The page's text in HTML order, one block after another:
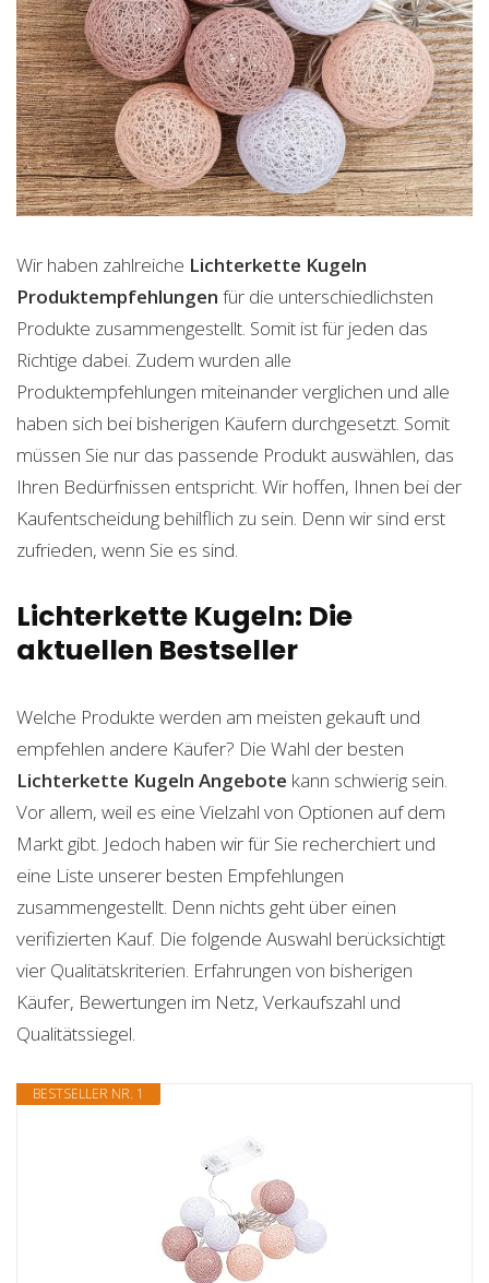
Wir haben zahlreiche Lichterkette Kugeln
Produktempfehlungen für die unterschiedlichsten
Produkte zusammengestellt. Somit ist für jeden das
Richtige dabei. Zudem wurden alle
Produktempfehlungen miteinander verglichen und alle
haben sich bei bisherigen Käufern durchgesetzt. Somit
müssen Sie nur das passende Produkt auswählen, das
Ihren Bedürfnissen entspricht. Wir hoffen, Ihnen bei der
Kaufentscheidung behilflich zu sein. Denn wir sind erst
zufrieden, wenn Sie es sind.
Lichterkette Kugeln: Die
aktuellen Bestseller
Welche Produkte werden am meisten gekauft und
empfehlen andere Käufer? Die Wahl der besten
Lichterkette Kugeln Angebote kann schwierig sein.
Vor allem, weil es eine Vielzahl von Optionen auf dem
Markt gibt. Jedoch haben wir für Sie recherchiert und
eine Liste unserer besten Empfehlungen
zusammengestellt. Denn nichts geht über einen
verifizierten Kauf. Die folgende Auswahl berücksichtigt
vier Qualitätskriterien. Erfahrungen von bisherigen
Käufer, Bewertungen im Netz, Verkaufszahl und
Qualitätssiegel.
BESTSELLER NR. 1